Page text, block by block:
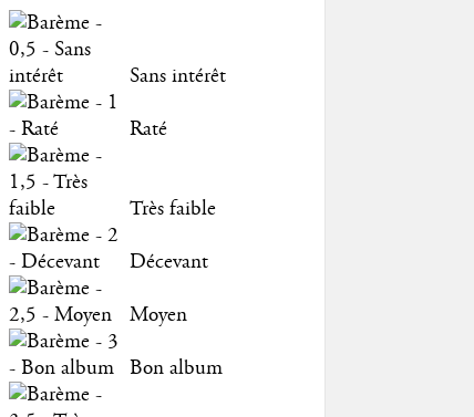
Sans intérêt
Raté
Très faible
Décevant
Moyen
Bon album